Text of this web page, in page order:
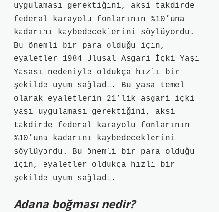
uygulaması gerektiğini, aksi takdirde
federal karayolu fonlarının %10’una
kadarını kaybedeceklerini söylüyordu.
Bu önemli bir para olduğu için,
eyaletler 1984 Ulusal Asgari İçki Yaşı
Yasası nedeniyle oldukça hızlı bir
şekilde uyum sağladı. Bu yasa temel
olarak eyaletlerin 21’lik asgari içki
yaşı uygulaması gerektiğini, aksi
takdirde federal karayolu fonlarının
%10’una kadarını kaybedeceklerini
söylüyordu. Bu önemli bir para olduğu
için, eyaletler oldukça hızlı bir
şekilde uyum sağladı.
Adana boğması nedir?